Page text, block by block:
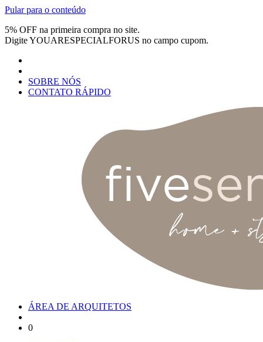
Pular para o conteúdo
5% OFF na primeira compra no site.
DigiteYOUARESPECIALFORUS no campo cupom.
SOBRE NÓS
CONTATO RÁPIDO
ÁREA DE ARQUITETOS
0